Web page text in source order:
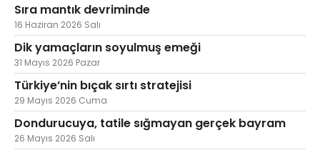
Sıra mantık devriminde
16 Haziran 2026 Salı
Dik yamaçların soyulmuş emeği
31 Mayıs 2026 Pazar
Türkiye’nin bıçak sırtı stratejisi
29 Mayıs 2026 Cuma
Dondurucuya, tatile sığmayan gerçek bayram
26 Mayıs 2026 Salı